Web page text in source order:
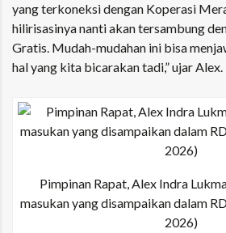
yang terkoneksi dengan Koperasi
hilirisasinya nanti akan tersambung
Gratis. Mudah-mudahan ini bisa
hal yang kita bicarakan tadi,” ujar Alex.
Pimpinan Rapat, Alex Indra
masukan yang disampaikan dalam
2026)